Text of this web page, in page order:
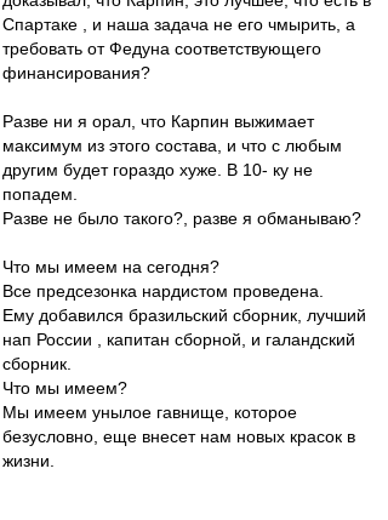
Спартаке , и наша задача не его чмырить, а
требовать от Федуна соответствующего
финансирования?
Разве ни я орал, что Карпин выжимает
максимум из этого состава, и что с любым
другим будет гораздо хуже. В 10- ку не
попадем.
Разве не было такого?, разве я обманываю?
Что мы имеем на сегодня?
Все предсезонка нардистом проведена.
Ему добавился бразильский сборник, лучший
нап России , капитан сборной, и галандский
сборник.
Что мы имеем?
Мы имеем унылое гавнище, которое
безусловно, еще внесет нам новых красок в
жизни.